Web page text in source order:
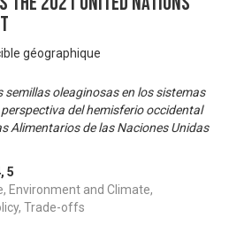
géographique
semillas oleaginosas en los sistemas
del hemisferio occidental
Alimentarios de las Naciones Unidas
, 5
Environment and Climate,
Trade-offs